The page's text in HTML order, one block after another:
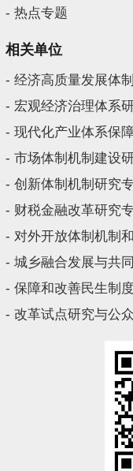
- 热点专题
相关单位
- 经济高质量发展体
- 宏观经济治理体系
- 现代化产业体系保
- 市场体制机制建设
- 创新体制机制研究
- 财税金融改革研究
- 对外开放体制机制
- 城乡融合发展与共
- 保障和改善民生制
- 改革试点研究与公